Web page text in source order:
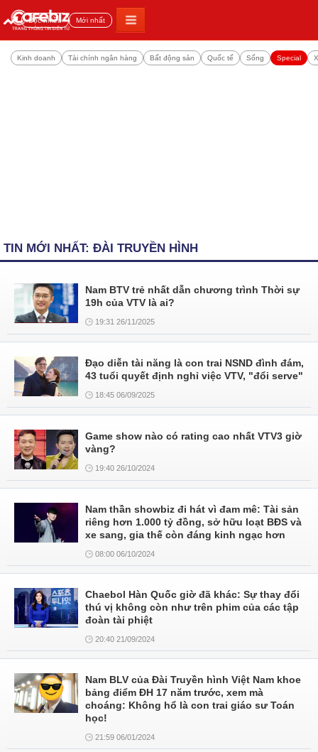
Đọc nhiều Mới nhất
Kinh doanh Tài chính ngân hàng Bất động sản Quốc tế Sống Special
TIN MỚI NHẤT: ĐÀI TRUYỀN HÌNH
Nam BTV trẻ nhất dẫn chương trình Thời sự
19h của VTV là ai?
19:31 26/11/2025
Đạo diễn tài năng là con trai NSND đình đám,
43 tuổi quyết định nghỉ việc VTV, "đổi serve"
18:45 06/09/2025
Game show nào có rating cao nhất VTV3 giờ
vàng?
19:40 26/10/2024
Nam thần showbiz đi hát vì đam mê: Tài sản
riêng hơn 1.000 tỷ đồng, sở hữu loạt BĐS và
xe sang, gia thế còn đáng kinh ngạc hơn
08:00 06/10/2024
Chaebol Hàn Quốc giờ đã khác: Sự thay đổi
thú vị không còn như trên phim của các tập
đoàn tài phiệt
20:40 21/09/2024
Nam BLV của Đài Truyền hình Việt Nam khoe
bảng điểm ĐH 17 năm trước, xem mà
choáng: Không hổ là con trai giáo sư Toán
học!
21:59 06/01/2024